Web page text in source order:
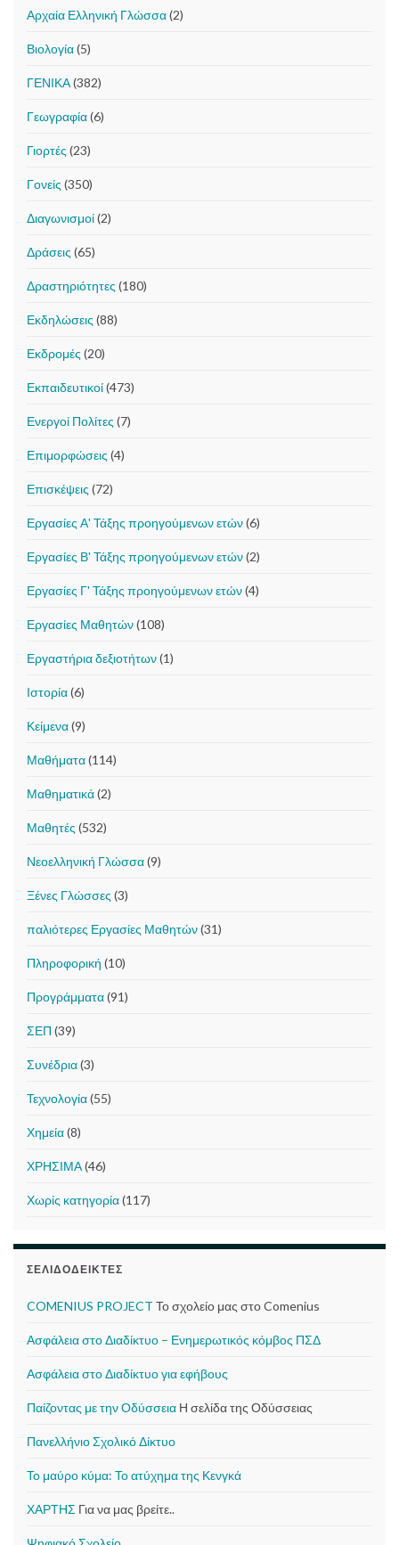
Αρχαία Ελληνική Γλώσσα(2)
Βιολογία(5)
ΓΕΝΙΚΑ(382)
Γεωγραφία(6)
Γιορτές (23)
Γονείς (350)
Διαγωνισμοί(2)
Δράσεις (65)
Δραστηριότητες (180)
Εκδηλώσεις (88)
Εκδρομές (20)
Εκπαιδευτικοί(473)
Ενεργοί Πολίτες (7)
Επιμορφώσεις (4)
Επισκέψεις (72)
Εργασίες Α' Τάξης προηγούμενων ετών(6)
Εργασίες Β' Τάξης προηγούμενων ετών(2)
Εργασίες Γ' Τάξης προηγούμενων ετών(4)
Εργασίες Μαθητών(108)
Εργαστήρια δεξιοτήτων(1)
Ιστορία(6)
Κείμενα(9)
Μαθήματα(114)
Μαθηματικά(2)
Μαθητές (532)
Νεοελληνική Γλώσσα(9)
Ξένες Γλώσσες (3)
παλιότερες Εργασίες Μαθητών(31)
Πληροφορική (10)
Προγράμματα(91)
ΣΕΠ (39)
Συνέδρια(3)
Τεχνολογία(55)
Χημεία(8)
ΧΡΗΣΙΜΑ(46)
Χωρίς κατηγορία(117)
ΣΕΛΙΔΟΔΕΊΚΤΕΣ
COMENIUS PROJECT Το σχολείο μας στο Comenius
Ασφάλεια στο Διαδίκτυο – Ενημερωτικός κόμβος ΠΣΔ
Ασφάλεια στο Διαδίκτυο για εφήβους
Παίζοντας με την Οδύσσεια Η σελίδα της Οδύσσειας
Πανελλήνιο Σχολικό Δίκτυο
Το μαύρο κύμα: Το ατύχημα της Κενγκά
ΧΑΡΤΗΣ Για να μας βρείτε..